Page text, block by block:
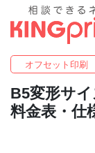
オフセット印刷
B5変形サ
料金表・仕